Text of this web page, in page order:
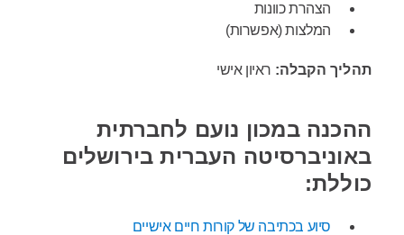
הצהרת כוונות
המלצות (אפשרות)
תהליך הקבלה: ראיון אישי
ההכנה במכון נועם לחברתית
באוניברסיטה העברית בירושלים
כוללת:
סיוע בכתיבה של קורות חיים אישיים